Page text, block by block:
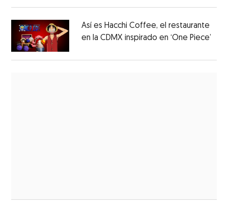
Así es Hacchi Coffee, el restaurante
en la CDMX inspirado en ‘One Piece’